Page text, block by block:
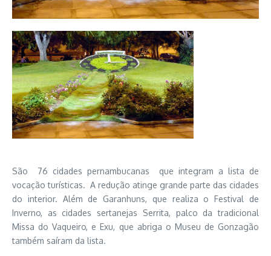
São 76 cidades pernambucanas que integram a lista de
vocação turísticas. A redução atinge grande parte das cidades
do interior. Além de Garanhuns, que realiza o Festival de
Inverno, as cidades sertanejas Serrita, palco da tradicional
Missa do Vaqueiro, e Exu, que abriga o Museu de Gonzagão
também saíram da lista.